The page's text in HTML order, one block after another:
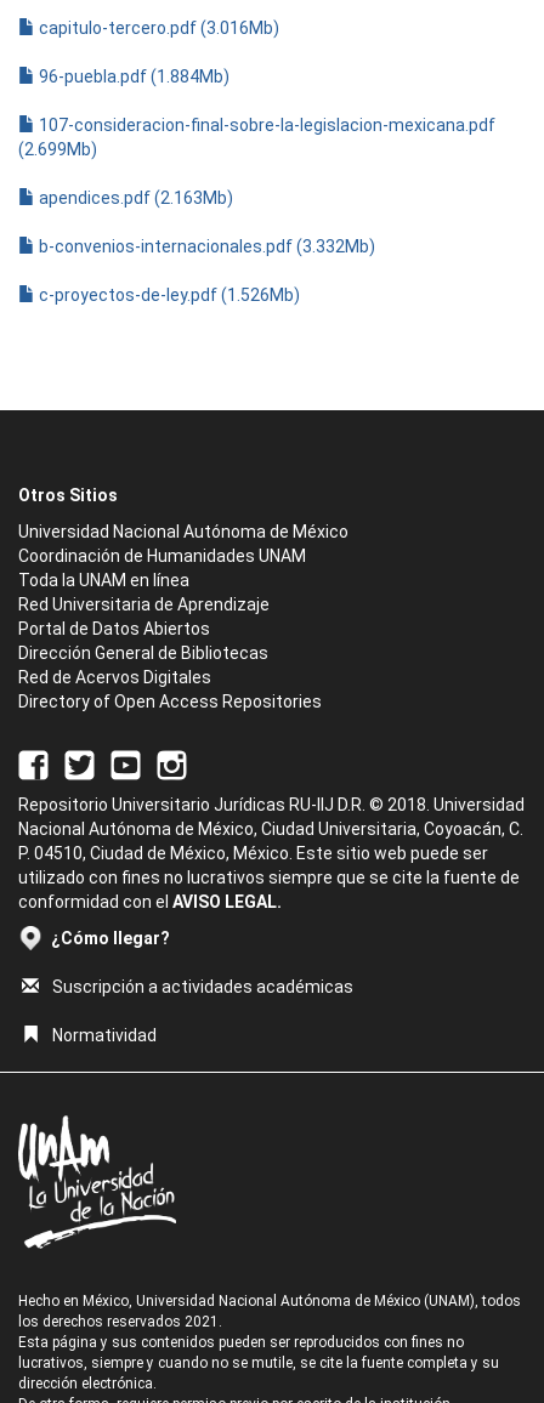
capitulo-tercero.pdf (3.016Mb)
96-puebla.pdf (1.884Mb)
107-consideracion-final-sobre-la-legislacion-mexicana.pdf
(2.699Mb)
apendices.pdf (2.163Mb)
b-convenios-internacionales.pdf (3.332Mb)
c-proyectos-de-ley.pdf (1.526Mb)
Otros Sitios
Universidad Nacional Autónoma de México
Coordinación de Humanidades UNAM
Toda la UNAM en línea
Red Universitaria de Aprendizaje
Portal de Datos Abiertos
Dirección General de Bibliotecas
Red de Acervos Digitales
Directory of Open Access Repositories
Repositorio Universitario Jurídicas RU-IIJ D.R. © 2018. Universidad
Nacional Autónoma de México, Ciudad Universitaria, Coyoacán, C.
P. 04510, Ciudad de México, México. Este sitio web puede ser
utilizado con fines no lucrativos siempre que se cite la fuente de
conformidad con el AVISO LEGAL.
¿Cómo llegar?
Suscripción a actividades académicas
Normatividad
Hecho en México, Universidad Nacional Autónoma de México (UNAM), todos
los derechos reservados 2021.
Esta página y sus contenidos pueden ser reproducidos con fines no
lucrativos, siempre y cuando no se mutile, se cite la fuente completa y su
dirección electrónica.